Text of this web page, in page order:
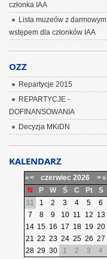
członka IAA
Lista muzeów z darmowym
wstępem dla członków IAA
OZZ
Repartycje 2015
REPARTYCJE -
DOFINANSOWANIA
Decyzja MKiDN
KALENDARZ
«< czerwiec 2026 >»
N
P W Ś C Pt
S
31
1 2 3 4 5
6
7
8 9 10 11 12 13
14 15 16 17 18 19 20
21 22 23 24 25 26 27
28 29 30 1 2 3 4